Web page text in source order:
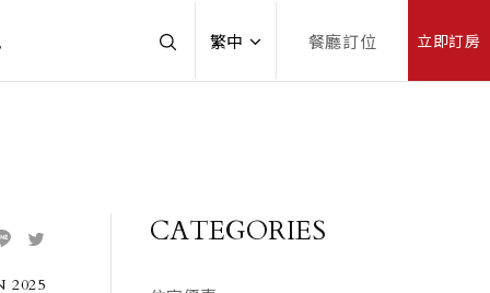
繁中 餐廳訂位 立即訂房
2025
CATEGORIES